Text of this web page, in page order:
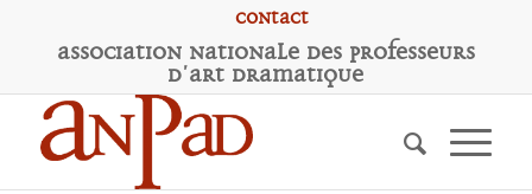
Contact
Association Nationale des Professeurs
d'Art Dramatique